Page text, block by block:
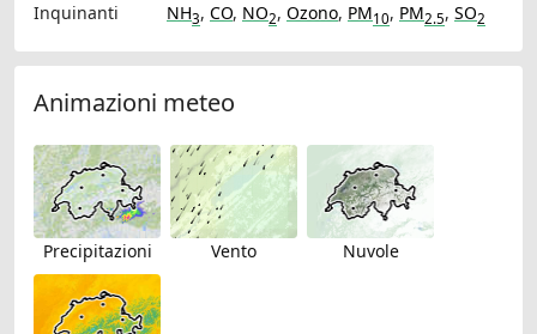
Inquinanti
NH3, CO, NO2, Ozono, PM10, PM2.5, SO2
Animazioni meteo
Precipitazioni Vento Nuvole